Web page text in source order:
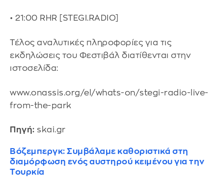
• 21:00 RHR [STEGI.RADIO]
Τέλος αναλυτικές πληροφορίες για τις
εκδηλώσεις του Φεστιβάλ διατίθενται στην
ιστοσελίδα:
www.onassis.org/el/whats-on/stegi-radio-live-
from-the-park
Πηγή: skai.gr
Βόζεμπεργκ: Συμβάλαμε καθοριστικά στη
διαμόρφωση ενός αυστηρού κειμένου για την
Τουρκία